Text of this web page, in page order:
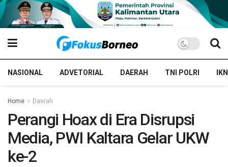
NASIONAL ADVETORIAL DAERAH TNI POLRI IKN
Home Daerah
Perangi Hoax di Era Disrupsi
Media, PWI Kaltara Gelar UKW
ke-2